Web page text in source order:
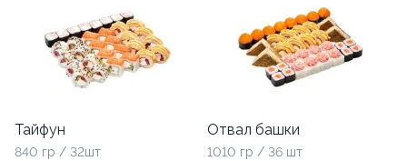
Тайфун
840 гр / 32шт
Отвал башки
1010 гр / 36 шт